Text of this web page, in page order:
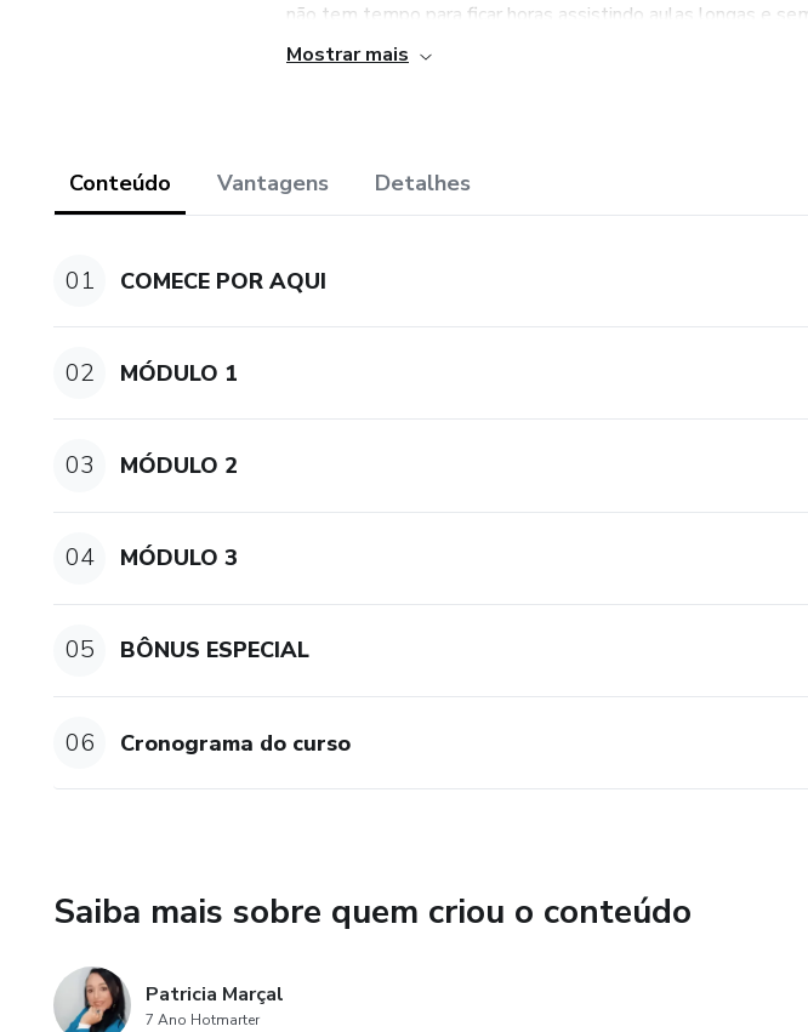
não tem tempo para ficar horas assistindo aulas longas e
aluno irá criar um projeto da própria vida e iniciará a
- Trata-se de um treinamento baseado nos conhecimentos
sistêmica.
Mostrar mais
Conteúdo Vantagens Detalhes
01 COMECE POR AQUI
02 MÓDULO 1
03 MÓDULO 2
04 MÓDULO 3
05 BÔNUS ESPECIAL
06 Cronograma do curso
Saiba mais sobre quem criou o conteúdo
Patricia Marçal
7 Ano Hotmarter